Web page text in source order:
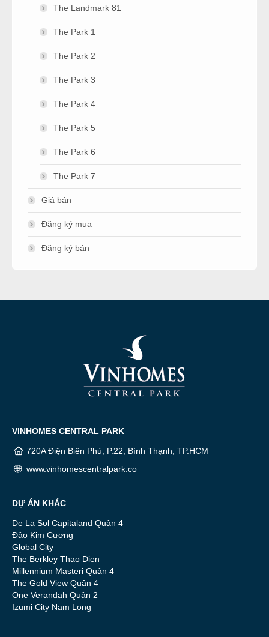
The Landmark 81
The Park 1
The Park 2
The Park 3
The Park 4
The Park 5
The Park 6
The Park 7
Giá bán
Đăng ký mua
Đăng ký bán
VINHOMES CENTRAL PARK
720A Điện Biên Phủ, P.22, Bình Thạnh, TP.HCM
www.vinhomescentralpark.co
DỰ ÁN KHÁC
De La Sol Capitaland Quận 4
Đảo Kim Cương
Global City
The Berkley Thao Dien
Millennium Masteri Quận 4
The Gold View Quận 4
One Verandah Quận 2
Izumi City Nam Long